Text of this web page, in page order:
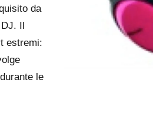
da
Il
estremi:
le